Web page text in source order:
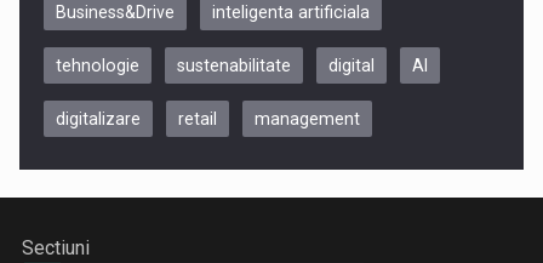
Be Inspired. Make it Happen!, CLUJ, 9 Decembrie
Business&Drive inteligenta artificiala
tehnologie sustenabilitate digital AI
digitalizare retail management
Sectiuni